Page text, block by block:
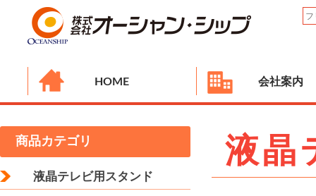
HOME 会社案内
液晶
商品カテゴリ
液晶テレビ用スタンド